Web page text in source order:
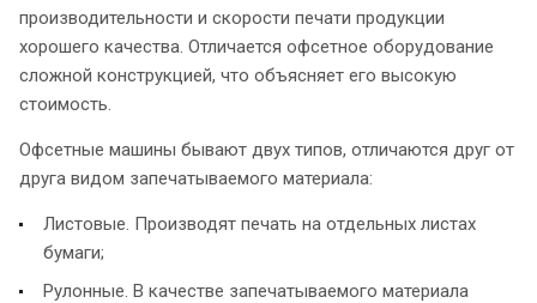
производительности и скорости печати продукции
хорошего качества. Отличается офсетное оборудование
сложной конструкцией, что объясняет его высокую
стоимость.
Офсетные машины бывают двух типов, отличаются друг от
друга видом запечатываемого материала:
Листовые. Производят печать на отдельных листах
бумаги;
Рулонные. В качестве запечатываемого материала